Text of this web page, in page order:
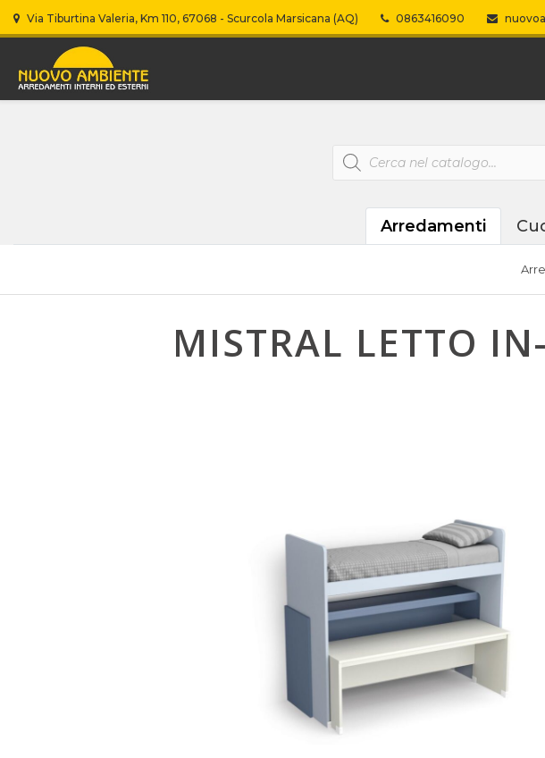
Via Tiburtina Valeria, Km 110, 67068 - Scurcola Marsicana (AQ) 0863416090
Products
search
Arredamenti
MISTRAL LETTO